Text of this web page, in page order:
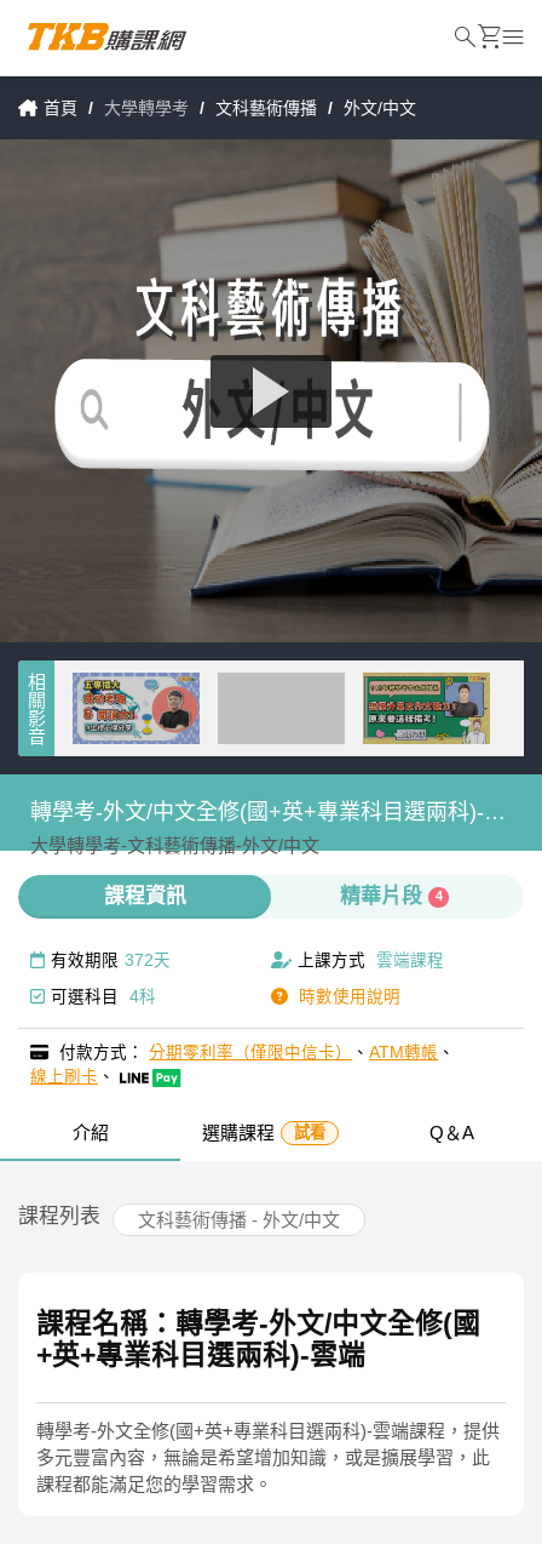
首頁 / 大學轉學考 / 文科藝術傳播 / 外文/中文
轉學考-外文/中文全修(國+英+專業科目選兩科)-雲
端
大學轉學考-文科藝術傳播-外文/中文
課程資訊 精華片段 4
有效期限 372天 上課方式
雲端課程
可選科目
4科 時數使用說明
付款方式：分期零利率（僅限中信卡） 、ATM轉帳 、
線上刷卡 、
相關影音
介紹 選購課程 試看 Q＆A
課程列表 文科藝術傳播 - 外文/中文
課程名稱：轉學考-外文/中文全修(國
+英+專業科目選兩科)-雲端
轉學考-外文全修(國+英+專業科目選兩科)-雲端課程，提供
多元豐富內容，無論是希望增加知識，或是擴展學習，此
課程都能滿足您的學習需求。
searchshopping_cartmenu